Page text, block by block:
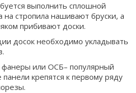
выполнить сплошной
на стропила нашивают бруски, а
прибивают доски.
досок необходимо укладывать
или ОСБ– популярный
панели крепятся к первому ряду